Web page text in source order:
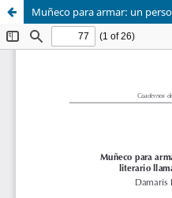
Muñeco para armar: un